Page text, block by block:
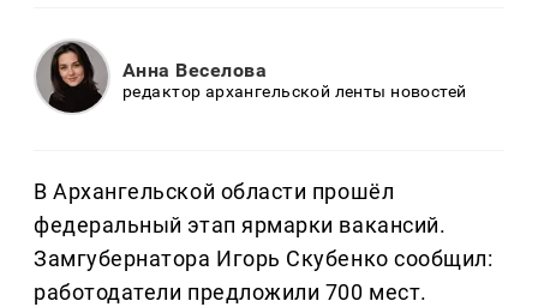
Анна Веселова
редактор архангельской ленты новостей
В Архангельской области прошёл
федеральный этап ярмарки вакансий.
Замгубернатора Игорь Скубенко сообщил:
работодатели предложили 700 мест.